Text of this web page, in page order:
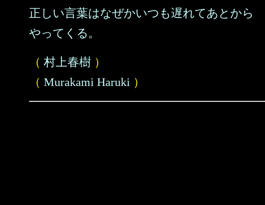
正しい言葉はなぜかいつも遅れてあとから
やってくる。
（ 村上春樹 ）
（ Murakami Haruki ）